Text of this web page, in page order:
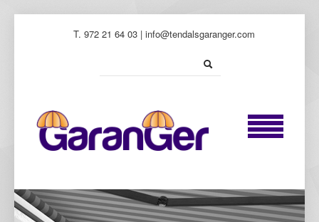
T. 972 21 64 03 | info@tendalsgaranger.com